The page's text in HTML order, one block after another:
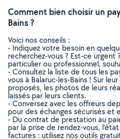
Comment bien choisir un
Bains ?
Voici nos conseils :
- Indiquez votre besoin en
recherchez-vous ? Est-ce
particulier ou professionnel,
- Consultez la liste de tous les
vous à Balaruc-les-Bains ! Sur
proposés, les photos de leurs
laissés par leurs clients.
- Conversez avec les offreurs
pour des échanges sécurisés et
- Du contrat de prestation au
par la prise de rendez-vous,
factures : utilisez nos outils